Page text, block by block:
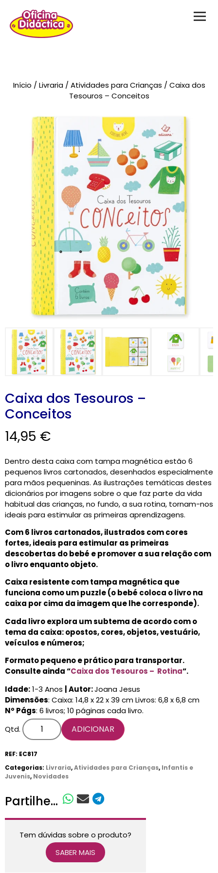
Brinquedos
Material de Intervenção
Livraria
Formação
Catálogos
CARRINHO
0 items
Início /Livraria/Atividades para Crianças / Caixa dos
Tesouros – Conceitos
Caixa dos Tesouros –
Conceitos
14,95 €
Dentro desta caixa com tampa magnética estão 6
pequenos livros cartonados, desenhados especialmente
para mãos pequeninas. As ilustrações temáticas destes
dicionários por imagens sobre o que faz parte da vida
habitual das crianças, no fundo, a sua rotina, tornam-nos
ideais para estimular as primeiras aprendizagens.
Com 6 livros cartonados, ilustrados com cores
fortes, ideais para estimular as primeiras
descobertas do bebé e promover a sua relação com
o livro enquanto objeto.
Caixa resistente com tampa magnética que
funciona como um puzzle (o bebé coloca o livro na
caixa por cima da imagem que lhe corresponde).
Cada livro explora um subtema de acordo com o
tema da caixa: opostos, cores, objetos, vestuário,
veículos e números;
Formato pequeno e prático para transportar.
Consulte ainda “Caixa dos Tesouros – Rotina“.
Idade:1-3 Anos | Autor:Joana Jesus
Dimensões: Caixa: 14,8 x 22 x 39 cm Livros: 6,8 x 6,8 cm
Nº Págs: 6 livros; 10 páginas cada livro.
Qtd.
ADICIONAR
REF: EC817
Categorias: Livraria,Atividades para Crianças, Infantis e
Juvenis, Novidades
Partilhe...
Tem dúvidas sobre o produto?
SABER MAIS